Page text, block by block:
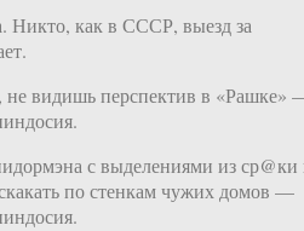
Никто, как в СССР, выезд за
не видишь перспектив в «Рашке»
с выделениями из ср@ки
по стенкам чужих домов —